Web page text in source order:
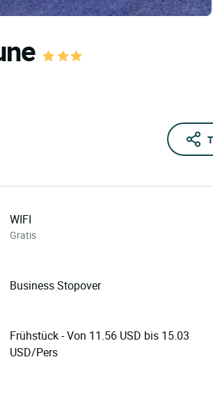
WIFI
Gratis
Business Stopover
Frühstück - Von 11.56 USD bis 15.03
USD/Pers